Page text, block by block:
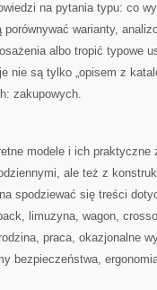
na pytania typu: co
warianty,
albo tropić typowe
nie są tylko „opisem z
zakupowych.
modele i ich praktyczne
ale też z
spodziewać się treści
limuzyna, wagon,
praca, okazjonalne
bezpieczeństwa,